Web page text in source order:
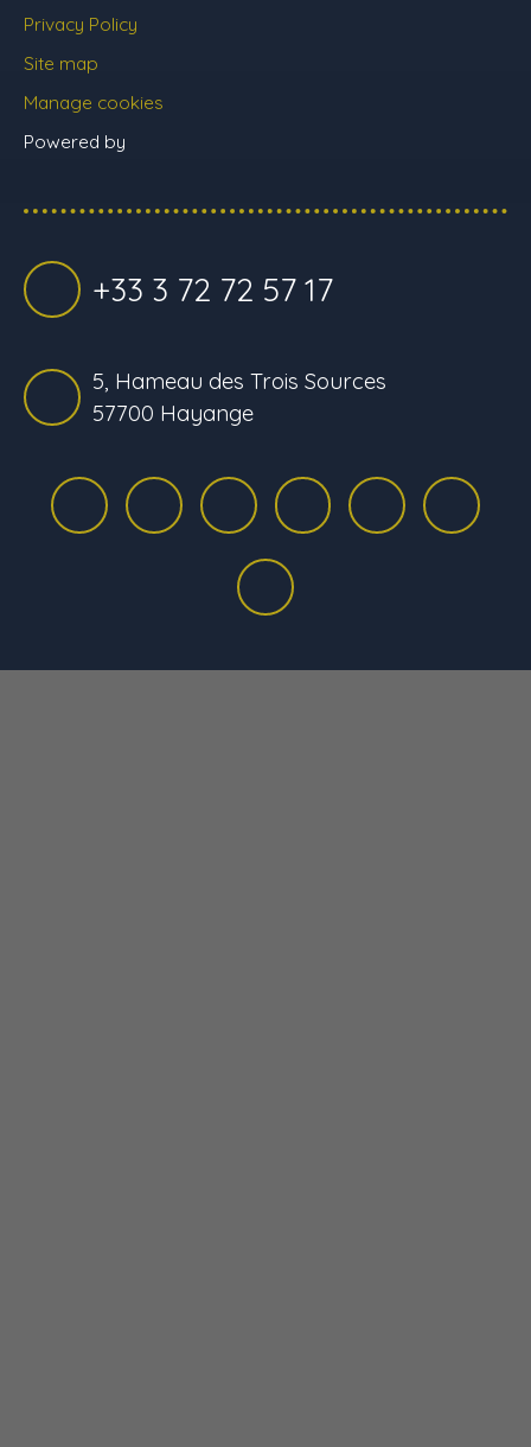
Privacy Policy
Site map
Manage cookies
Powered by
+33 3 72 72 57 17
5, Hameau des Trois Sources
57700 Hayange